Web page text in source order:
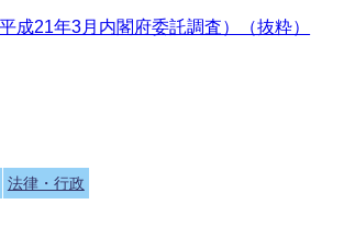
21年3月内閣府委託調査）（抜粋）
法律・行政